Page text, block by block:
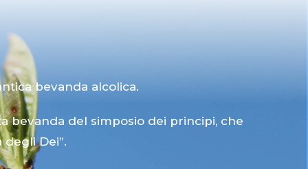
bevanda alcolica.
bevanda del simposio dei principi, che
Dei”.